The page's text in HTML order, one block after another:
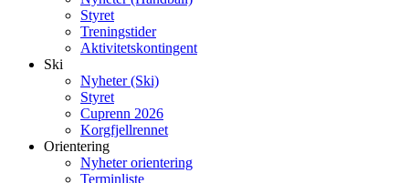
Styret
Treningstider
Aktivitetskontingent
Ski
Nyheter (Ski)
Styret
Cuprenn 2026
Korgfjellrennet
Orientering
Nyheter orientering
Terminliste